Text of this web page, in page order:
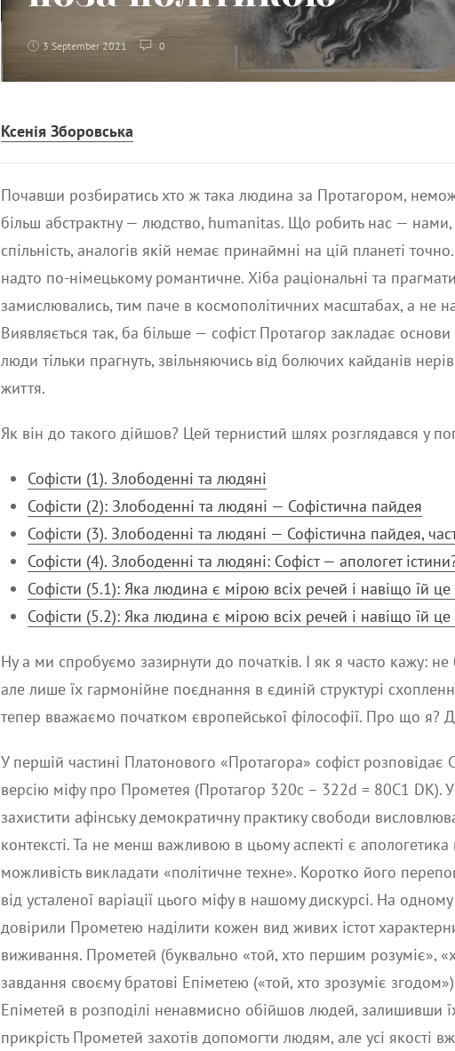
3 September 2021 0
Ксенія Зборовська
Почавши розбиратись хто ж така людина за Протагором,
більш абстрактну — людство, humanitas. Що робить нас — нами,
спільність, аналогів якій немає принаймні на цій планеті
надто по-німецькому романтичне. Хіба раціональні та
замислювались, тим паче в космополітичних масштабах, а не на
Виявляється так, ба більше — софіст Протагор закладає основи
люди тільки прагнуть, звільняючись від болючих кайданів
життя.
Як він до такого дійшов? Цей тернистий шлях розглядався у
Софісти (1). Злободенні та людяні
Софісти (2): Злободенні та людяні — Софістична пайдея
Софісти (3). Злободенні та людяні — Софістична пайдея,
Софісти (4). Злободенні та людяні: Софіст — апологет
Софісти (5.1): Яка людина є мірою всіх речей і навіщо їй це
Софісти (5.2): Яка людина є мірою всіх речей і навіщо їй це
Ну а ми спробуємо зазирнути до початків. І як я часто кажу:
але лише їх гармонійне поєднання в єдиній структурі
тепер вважаємо початком європейської філософії. Про що я?
У першій частині Платонового «Протагора» софіст розповідає
версію міфу про Прометея (Протагор 320c – 322d = 80C1 DK).
захистити афінську демократичну практику свободи
контексті. Та не менш важливою в цьому аспекті є
можливість викладати «політичне техне». Коротко його
від усталеної варіації цього міфу в нашому дискурсі. На
довірили Прометею наділити кожен вид живих істот
виживання. Прометей (буквально «той, хто першим розуміє»,
завдання своєму братові Епіметею («той, хто зрозуміє
Епіметей в розподілі ненавмисно обійшов людей, залишивши
прикрість Прометей захотів допомогти людям, але усі якості